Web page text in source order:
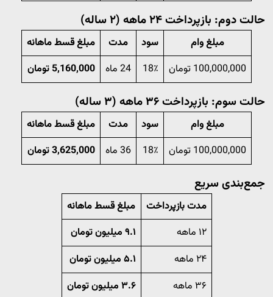
حالت دوم: بازپرداخت ۲۴ ماهه (۲ ساله)
مبلغ وام سود مدت
مبلغ قسط ماهانه
100,000,000 تومان
18٪ 24 ماه 5,160,000 تومان
حالت سوم: بازپرداخت ۳۶ ماهه (۳ ساله)
مبلغ وام سود مدت
مبلغ قسط ماهانه
100,000,000 تومان
18٪ 36 ماه 3,625,000 تومان
جمع‌بندی سریع
مدت بازپرداخت
مبلغ قسط ماهانه
۱۲ ماهه
۹.۱ میلیون تومان
۲۴ ماهه
۵.۱ میلیون تومان
۳۶ ماهه
۳.۶ میلیون تومان